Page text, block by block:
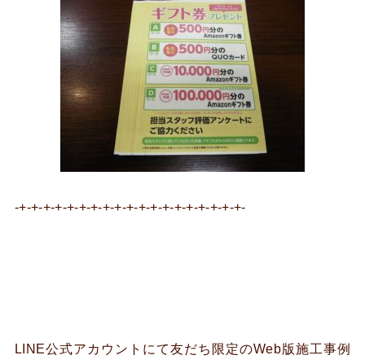
-+-+-+-+-+-+-+-+-+-+-+-+-+-+-+-+-+-+-+-
LINE公式アカウントにて友だち限定のWeb版施工事例